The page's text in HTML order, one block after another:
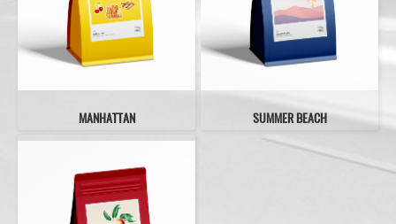
MANHATTAN SUMMER BEACH